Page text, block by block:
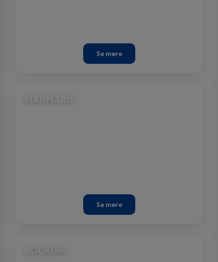
Se mere
Se mere